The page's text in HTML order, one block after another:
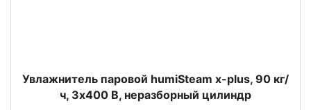
Увлажнитель паровой humiSteam x-plus, 90 кг/
ч, 3х400 В, неразборный цилиндр